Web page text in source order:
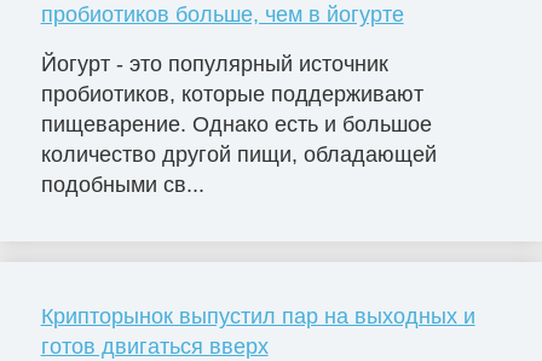
пробиотиков больше, чем в йогурте
Йогурт - это популярный источник
пробиотиков, которые поддерживают
пищеварение. Однако есть и большое
количество другой пищи, обладающей
подобными св...
Крипторынок выпустил пар на выходных и
готов двигаться вверх